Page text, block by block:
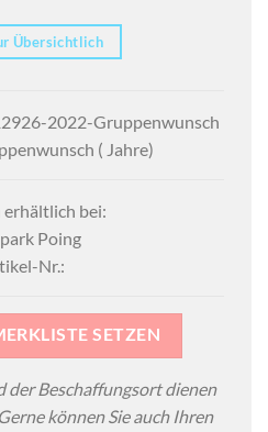
Übersichtlich
2022-Gruppenwunsch
( Jahre)
erhältlich bei:
Poing
Nr.:
SETZEN
Beschaffungsort dienen
können Sie auch Ihren